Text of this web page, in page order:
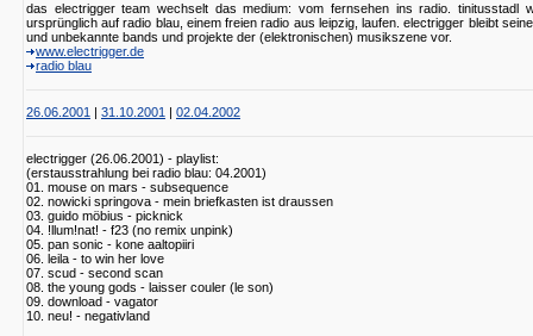
das electrigger team wechselt das medium: vom fernsehen ins radio. tinitusstadl
ursprünglich auf radio blau, einem freien radio aus leipzig, laufen. electrigger bleibt
und unbekannte bands und projekte der (elektronischen) musikszene vor.
www.electrigger.de
radio blau
26.06.2001 | 31.10.2001 | 02.04.2002
electrigger (26.06.2001) - playlist:
(erstausstrahlung bei radio blau: 04.2001)
01. mouse on mars - subsequence
02. nowicki springova - mein briefkasten ist draussen
03. guido möbius - picknick
04. !llum!nat! - f23 (no remix unpink)
05. pan sonic - kone aaltopiiri
06. leila - to win her love
07. scud - second scan
08. the young gods - laisser couler (le son)
09. download - vagator
10. neu! - negativland